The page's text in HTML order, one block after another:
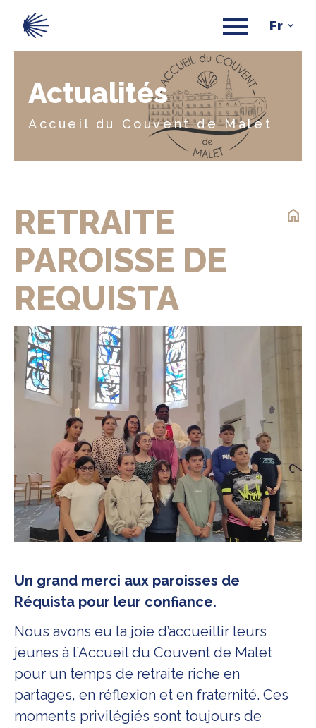
Actualités
Accueil du Couvent de Malet
home
RETRAITE
PAROISSE DE
REQUISTA
Un grand merci aux paroisses de
Réquista pour leur confiance.
Nous avons eu la joie d’accueillir leurs
jeunes à l’Accueil du Couvent de Malet
pour un temps de retraite riche en
partages, en réflexion et en fraternité. Ces
moments privilégiés sont toujours de